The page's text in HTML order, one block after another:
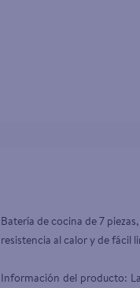
Batería de cocina de 7
resistencia al calor y de fácil
Información del producto: